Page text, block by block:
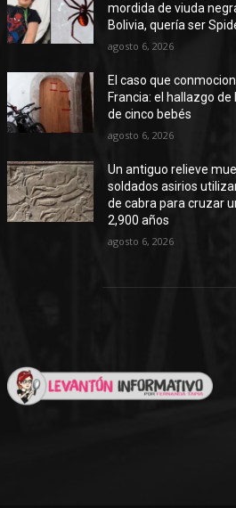
mordida de viuda
Bolivia, quería ser
agosto 6, 2026
El caso que
Francia: el hallazgo de
de cinco bebés
agosto 6, 2026
Un antiguo relieve
soldados asirios
de cabra para cruzar
2,900 años
agosto 6, 2026